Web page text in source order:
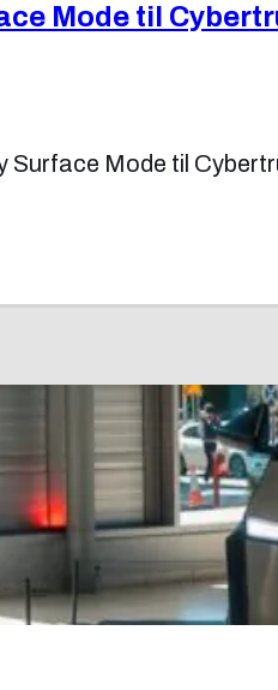
Mode til
Surface Mode til